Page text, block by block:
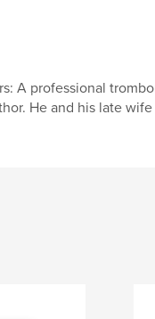
A professional
He and his late wife